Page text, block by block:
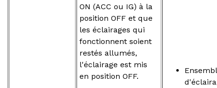
ON (ACC ou IG) à la
position OFF et que
les éclairages qui
fonctionnent soient
restés allumés,
l'éclairage est mis
en position OFF.